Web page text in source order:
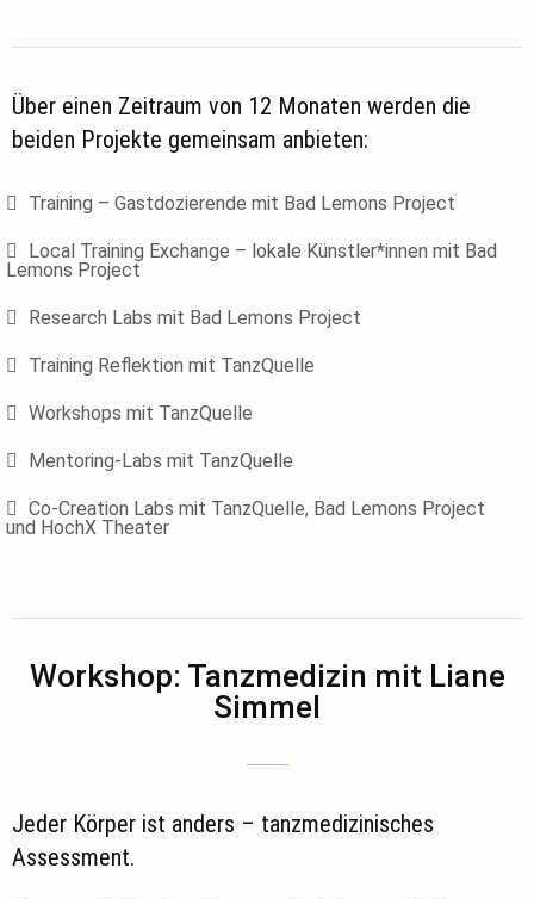
Über einen Zeitraum von 12 Monaten werden die
beiden Projekte gemeinsam anbieten:
Training – Gastdozierende mit Bad Lemons Project
Local Training Exchange – lokale Künstler*innen mit Bad
Lemons Project
Research Labs mit Bad Lemons Project
Training Reflektion mit TanzQuelle
Workshops mit TanzQuelle
Mentoring-Labs mit TanzQuelle
Co-Creation Labs mit TanzQuelle, Bad Lemons Project
und HochX Theater
Workshop: Tanzmedizin mit Liane
Simmel
Jeder Körper ist anders – tanzmedizinisches
Assessment.